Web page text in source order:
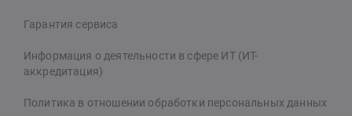
Гарантия сервиса
Информация о деятельности в сфере ИТ (ИТ-
аккредитация)
Политика в отношении обработки персональных данных